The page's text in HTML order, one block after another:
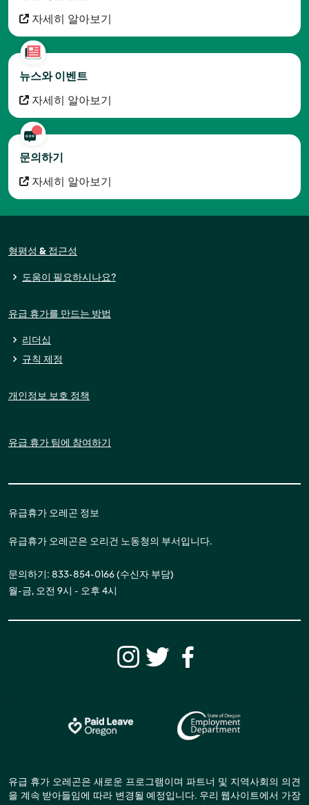
자세히 알아보기
뉴스와 이벤트
자세히 알아보기
문의하기
자세히 알아보기
유급휴가 오레곤 정보
유급휴가 오레곤은 오리건 노동청의 부서입니다.
문의하기: 833-854-0166 (수신자 부담)
월-금, 오전 9시 - 오후 4시
유급 휴가를 만드는 방법
리더십
규칙 제정
형평성 & 접근성
도움이 필요하시나요?
개인정보 보호 정책
유급 휴가 팀에 참여하기
유급 휴가 오레곤은 새로운 프로그램이며 파트너 및 지역사회의 의견
을 계속 받아들임에 따라 변경될 예정입니다. 우리 웹사이트에서 가장